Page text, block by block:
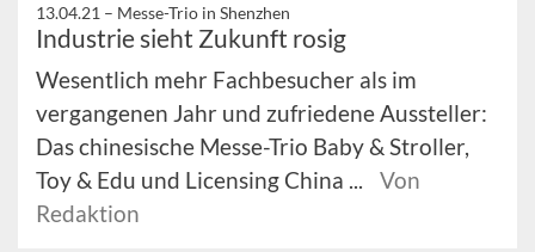
13.04.21 – Messe-Trio in Shenzhen
Industrie sieht Zukunft rosig
Wesentlich mehr Fachbesucher als im
vergangenen Jahr und zufriedene Aussteller:
Das chinesische Messe-Trio Baby & Stroller,
Toy & Edu und Licensing China ...
Von
Redaktion